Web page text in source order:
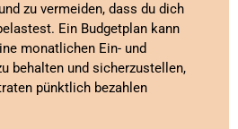
zu vermeiden, dass du dich
Ein Budgetplan kann
monatlichen Ein- und
behalten und sicherzustellen,
pünktlich bezahlen